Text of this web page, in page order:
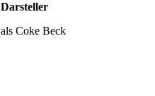
Darsteller
als Coke Beck